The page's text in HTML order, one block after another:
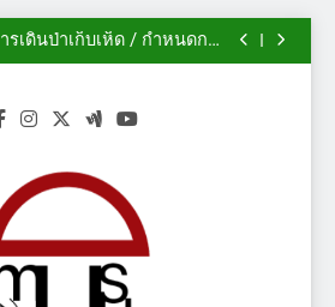
นพฤกษศาสตร์เดวอน ปี 2014
เดินป่าเก็บเห็ด / กำหนดการ
งานกิจกรรม
ลเห็ดในแคลการีเริ่มต้นแล้ว!
นพฤกษศาสตร์เดวอน ปี 2014
เดินป่าเก็บเห็ด / กำหนดการ
ไม้ประดับ – เห็ดป่า